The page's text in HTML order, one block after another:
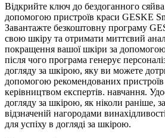
Відкрийте ключ до бездоганного
допомогою пристроїв краси GESKE
Завантажте безкоштовну програму
свою шкіру та отримати миттєвий
покращення вашої шкіри за
після чого програма генерує
догляду за шкірою, яку ви можете
допомогою рекомендованих пристроїв
керівництвом експертів. навчання.
догляду за шкірою, як ніколи раніше,
відзначеній нагородами
для успіху в догляді за шкірою.